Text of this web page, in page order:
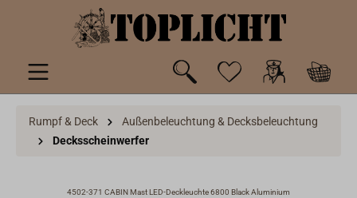
springen
Rumpf & Deck
Außenbeleuchtung & Decksbeleuchtung
Decksscheinwerfer
4502-371 CABIN Mast LED-Deckleuchte 6800 Black Aluminium